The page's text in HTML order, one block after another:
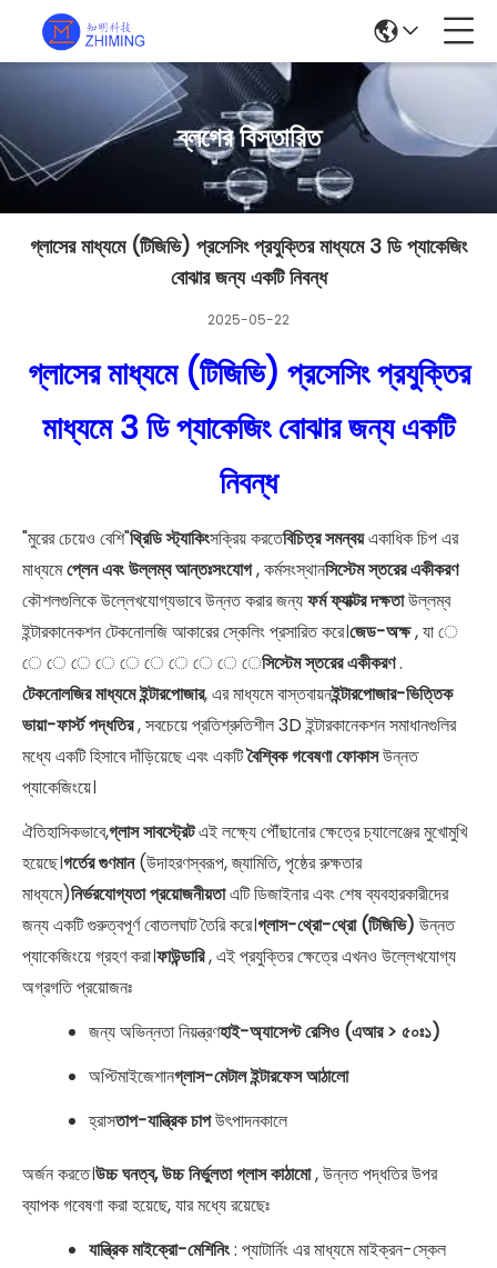
ব্লগের বিস্তারিত
গ্লাসের মাধ্যমে (টিজিভি) প্রসেসিং প্রযুক্তির মাধ্যমে 3 ডি প্যাকেজিং
বোঝার জন্য একটি নিবন্ধ
2025-05-22
গ্লাসের মাধ্যমে (টিজিভি) প্রসেসিং প্রযুক্তির
মাধ্যমে 3 ডি প্যাকেজিং বোঝার জন্য একটি
নিবন্ধ
"মুরের চেয়েও বেশি"থ্রিডি স্ট্যাকিংসক্রিয় করতেবিচিত্র সমন্বয়একাধিক চিপ এর
মাধ্যমেপ্লেন এবং উল্লম্ব আন্তঃসংযোগ, কর্মসংস্থানসিস্টেম স্তরের একীকরণ
কৌশলগুলিকে উল্লেখযোগ্যভাবে উন্নত করার জন্যফর্ম ফ্যাক্টর দক্ষতাউল্লম্ব
ইন্টারকানেকশন টেকনোলজি আকারের স্কেলিং প্রসারিত করে।জেড-অক্ষ, যা ে
ে ে ে ে ে ে ে ে ে েসিস্টেম স্তরের একীকরণ.
টেকনোলজির মাধ্যমে ইন্টারপোজার, এর মাধ্যমে বাস্তবায়নইন্টারপোজার-ভিত্তিক
ভায়া-ফার্স্ট পদ্ধতির, সবচেয়ে প্রতিশ্রুতিশীল 3D ইন্টারকানেকশন সমাধানগুলির
মধ্যে একটি হিসাবে দাঁড়িয়েছে এবং একটিবৈশ্বিক গবেষণা ফোকাসউন্নত
প্যাকেজিংয়ে।
ঐতিহাসিকভাবে,গ্লাস সাবস্ট্রেটএই লক্ষ্যে পৌঁছানোর ক্ষেত্রে চ্যালেঞ্জের মুখোমুখি
হয়েছে।গর্তের গুণমান(উদাহরণস্বরূপ, জ্যামিতি, পৃষ্ঠের রুক্ষতার
মাধ্যমে)নির্ভরযোগ্যতা প্রয়োজনীয়তাএটি ডিজাইনার এবং শেষ ব্যবহারকারীদের
জন্য একটি গুরুত্বপূর্ণ বোতলঘাট তৈরি করে।গ্লাস-থ্রো-থ্রো (টিজিভি) উন্নত
প্যাকেজিংয়ে গ্রহণ করা।ফাউন্ডারি, এই প্রযুক্তির ক্ষেত্রে এখনও উল্লেখযোগ্য
অগ্রগতি প্রয়োজনঃ
জন্য অভিন্নতা নিয়ন্ত্রণহাই-অ্যাসেপ্ট রেসিও (এআর > ৫০ঃ১)
অপ্টিমাইজেশানগ্লাস-মেটাল ইন্টারফেস আঠালো
হ্রাসতাপ-যান্ত্রিক চাপউৎপাদনকালে
অর্জন করতে।উচ্চ ঘনত্ব, উচ্চ নির্ভুলতা গ্লাস কাঠামো, উন্নত পদ্ধতির উপর
ব্যাপক গবেষণা করা হয়েছে, যার মধ্যে রয়েছেঃ
যান্ত্রিক মাইক্রো-মেশিনিং: প্যাটার্নিং এর মাধ্যমে মাইক্রন-স্কেল